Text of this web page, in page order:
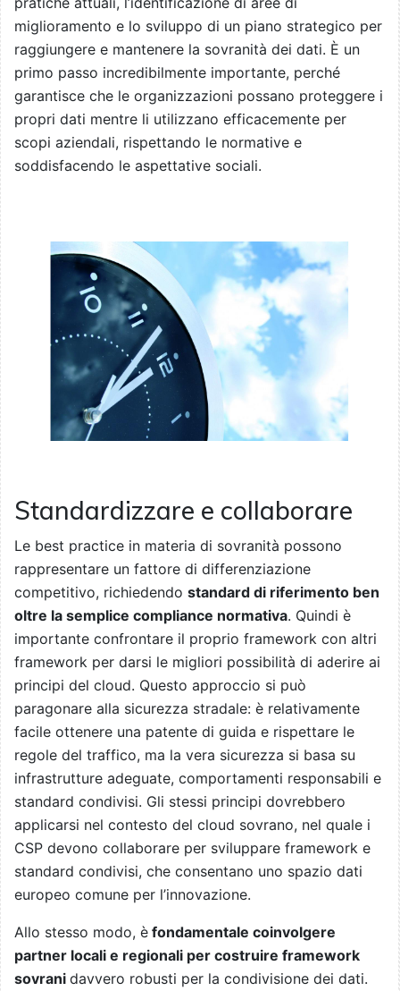
miglioramento e lo sviluppo di un piano strategico per
raggiungere e mantenere la sovranità dei dati. È un
primo passo incredibilmente importante, perché
garantisce che le organizzazioni possano proteggere i
propri dati mentre li utilizzano efficacemente per
scopi aziendali, rispettando le normative e
soddisfacendo le aspettative sociali.
Standardizzare e collaborare
Le best practice in materia di sovranità possono
rappresentare un fattore di differenziazione
competitivo, richiedendo standard di riferimento ben
oltre la semplice compliance normativa. Quindi è
importante confrontare il proprio framework con altri
framework per darsi le migliori possibilità di aderire ai
principi del cloud. Questo approccio si può
paragonare alla sicurezza stradale: è relativamente
facile ottenere una patente di guida e rispettare le
regole del traffico, ma la vera sicurezza si basa su
infrastrutture adeguate, comportamenti responsabili e
standard condivisi. Gli stessi principi dovrebbero
applicarsi nel contesto del cloud sovrano, nel quale i
CSP devono collaborare per sviluppare framework e
standard condivisi, che consentano uno spazio dati
europeo comune per l’innovazione.
Allo stesso modo, è fondamentale coinvolgere
partner locali e regionali per costruire framework
sovrani davvero robusti per la condivisione dei dati.